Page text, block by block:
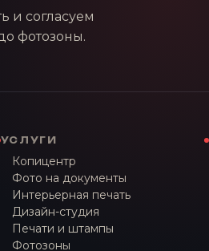
и согласуем
фотозоны.
УСЛУГИ
Копицентр
Фото на документы
Интерьерная печать
Дизайн-студия
Печати и штампы
Фотозоны